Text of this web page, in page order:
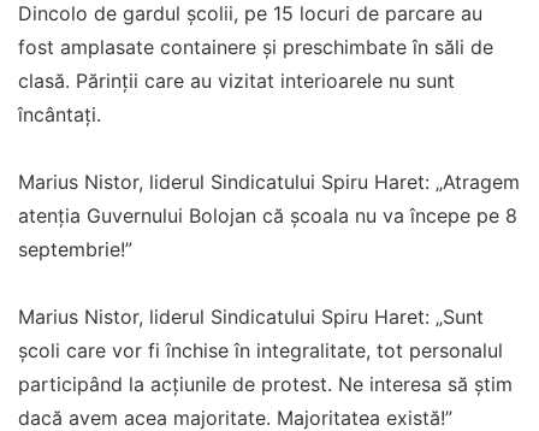
Dincolo de gardul școlii, pe 15 locuri de parcare au
fost amplasate containere și preschimbate în săli de
clasă. Părinții care au vizitat interioarele nu sunt
încântați.
Marius Nistor, liderul Sindicatului Spiru Haret: „Atragem
atenția Guvernului Bolojan că școala nu va începe pe 8
septembrie!”
Marius Nistor, liderul Sindicatului Spiru Haret: „Sunt
școli care vor fi închise în integralitate, tot personalul
participând la acțiunile de protest. Ne interesa să știm
dacă avem acea majoritate. Majoritatea există!”